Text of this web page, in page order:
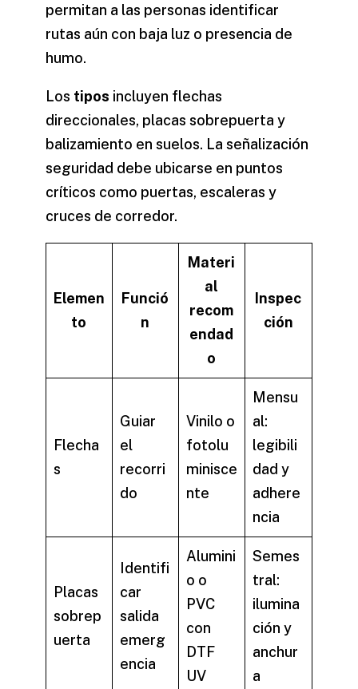
permitan a las personas identificar
rutas aún con baja luz o presencia de
humo.
Los tipos incluyen flechas
direccionales, placas sobrepuerta y
balizamiento en suelos. La señalización
seguridad debe ubicarse en puntos
críticos como puertas, escaleras y
cruces de corredor.
Elemen
to
Funció
n
Materi
al
recom
endad
o
Inspec
ción
Flecha
s
Guiar
el
recorri
do
Vinilo o
fotolu
minisce
nte
Mensu
al:
legibili
dad y
adhere
ncia
Placas
sobrep
uerta
Identifi
car
salida
emerg
encia
Alumini
o o
PVC
con
DTF
UV
Semes
tral:
ilumina
ción y
anchur
a